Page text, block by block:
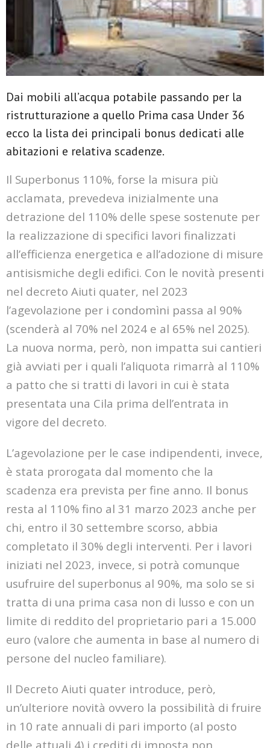
Dai mobili all’acqua potabile passando per la
ristrutturazione a quello Prima casa Under 36
ecco la lista dei principali bonus dedicati alle
abitazioni e relativa scadenze.
Il Superbonus 110%, forse la misura più
acclamata, prevedeva inizialmente una
detrazione del 110% delle spese sostenute per
la realizzazione di specifici lavori finalizzati
all’efficienza energetica e all’adozione di misure
antisismiche degli edifici. Con le novità presenti
nel decreto Aiuti quater, nel 2023
l’agevolazione per i condomìni passa al 90%
(scenderà al 70% nel 2024 e al 65% nel 2025).
La nuova norma, però, non impatta sui cantieri
già avviati per i quali l’aliquota rimarrà al 110%
a patto che si tratti di lavori in cui è stata
presentata una Cila prima dell’entrata in
vigore del decreto.
L’agevolazione per le case indipendenti, invece,
è stata prorogata dal momento che la
scadenza era prevista per fine anno. Il bonus
resta al 110% fino al 31 marzo 2023 anche per
chi, entro il 30 settembre scorso, abbia
completato il 30% degli interventi. Per i lavori
iniziati nel 2023, invece, si potrà comunque
usufruire del superbonus al 90%, ma solo se si
tratta di una prima casa non di lusso e con un
limite di reddito del proprietario pari a 15.000
euro (valore che aumenta in base al numero di
persone del nucleo familiare).
Il Decreto Aiuti quater introduce, però,
un’ulteriore novità ovvero la possibilità di fruire
in 10 rate annuali di pari importo (al posto
delle attuali 4) i crediti di imposta non